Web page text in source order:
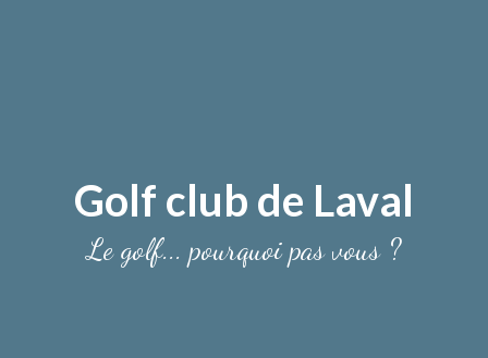
Golf club de Laval
Le golf... pourquoi pas vous ?